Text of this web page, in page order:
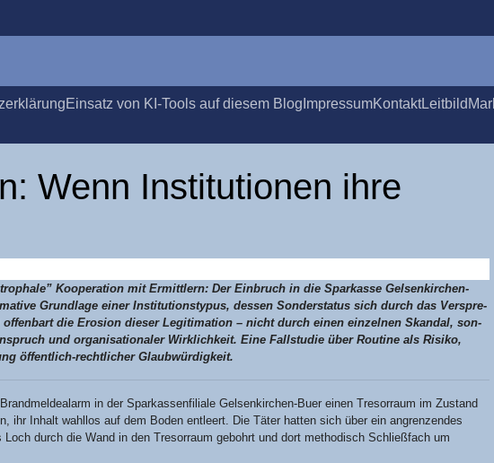
Ein­satz von KI-Tools auf die­sem Blog Impres­sumKon­taktLeit­bild
Wenn Insti­tu­tio­nen ihre
Koope­ra­ti­on mit Ermitt­lern: Der Ein­bruch in die Spar­kas­se Gel­sen­kir­chen-
Grund­la­ge einer Insti­tu­ti­ons­ty­pus, des­sen Son­der­sta­tus sich durch das Ver­spre­
die Ero­si­on die­ser Legi­ti­ma­ti­on – nicht durch einen ein­zel­nen Skan­dal, son­
und orga­ni­sa­tio­na­ler Wirk­lich­keit. Eine Fall­stu­die über Rou­ti­ne als Risi­ko,
öffent­lich-recht­li­cher Glaubwürdigkeit.
in der Spar­kas­sen­fi­lia­le Gel­sen­kir­chen-Buer einen Tre­sor­raum im Zustand
ihr Inhalt wahl­los auf dem Boden ent­leert. Die Täter hat­ten sich über ein angren­zen­des
durch die Wand in den Tre­sor­raum gebohrt und dort metho­disch Schließ­fach um